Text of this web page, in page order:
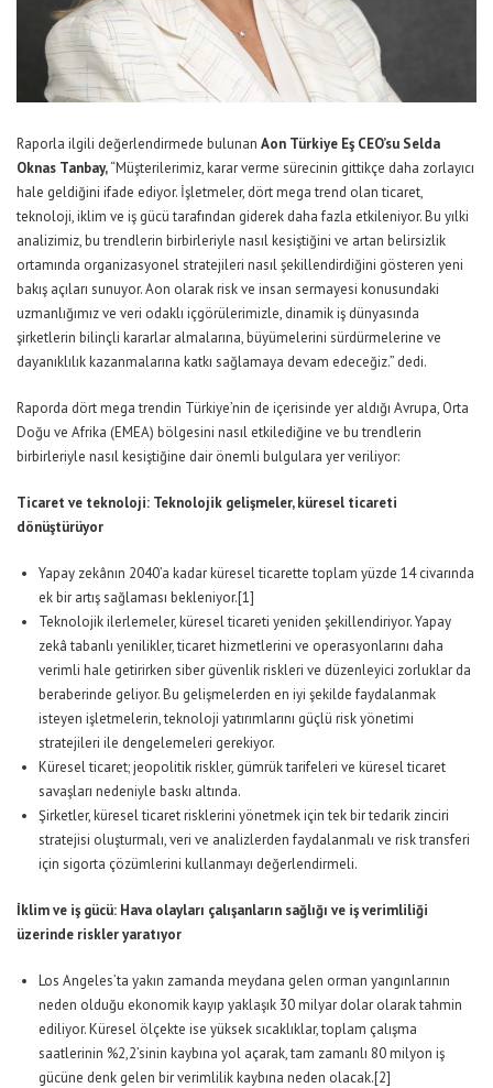
Raporla ilgili değerlendirmede bulunan Aon Türkiye Eş CEO’su Selda
Oknas Tanbay,“Müşterilerimiz, karar verme sürecinin gittikçe daha zorlayıcı
hale geldiğini ifade ediyor. İşletmeler, dört mega trend olan ticaret,
teknoloji, iklim ve iş gücü tarafından giderek daha fazla etkileniyor. Bu yılki
analizimiz, bu trendlerin birbirleriyle nasıl kesiştiğini ve artan belirsizlik
ortamında organizasyonel stratejileri nasıl şekillendirdiğini gösteren yeni
bakış açıları sunuyor. Aon olarak risk ve insan sermayesi konusundaki
uzmanlığımız ve veri odaklı içgörülerimizle, dinamik iş dünyasında
şirketlerin bilinçli kararlar almalarına, büyümelerini sürdürmelerine ve
dayanıklılık kazanmalarına katkı sağlamaya devam edeceğiz.” dedi.
Raporda dört mega trendin Türkiye’nin de içerisinde yer aldığı Avrupa, Orta
Doğu ve Afrika (EMEA) bölgesini nasıl etkilediğine ve bu trendlerin
birbirleriyle nasıl kesiştiğine dair önemli bulgulara yer veriliyor:
Ticaret ve teknoloji: Teknolojik gelişmeler, küresel ticareti
dönüştürüyor
Yapay zekânın 2040’a kadar küresel ticarette toplam yüzde 14 civarında
ek bir artış sağlaması bekleniyor.[1]
Teknolojik ilerlemeler, küresel ticareti yeniden şekillendiriyor. Yapay
zekâ tabanlı yenilikler, ticaret hizmetlerini ve operasyonlarını daha
verimli hale getirirken siber güvenlik riskleri ve düzenleyici zorluklar da
beraberinde geliyor. Bu gelişmelerden en iyi şekilde faydalanmak
isteyen işletmelerin, teknoloji yatırımlarını güçlü risk yönetimi
stratejileri ile dengelemeleri gerekiyor.
Küresel ticaret; jeopolitik riskler, gümrük tarifeleri ve küresel ticaret
savaşları nedeniyle baskı altında.
Şirketler, küresel ticaret risklerini yönetmek için tek bir tedarik zinciri
stratejisi oluşturmalı, veri ve analizlerden faydalanmalı ve risk transferi
için sigorta çözümlerini kullanmayı değerlendirmeli.
İklim ve iş gücü: Hava olayları çalışanların sağlığı ve iş verimliliği
üzerinde riskler yaratıyor
Los Angeles’ta yakın zamanda meydana gelen orman yangınlarının
neden olduğu ekonomik kayıp yaklaşık 30 milyar dolar olarak tahmin
ediliyor. Küresel ölçekte ise yüksek sıcaklıklar, toplam çalışma
saatlerinin %2,2’sinin kaybına yol açarak, tam zamanlı 80 milyon iş
gücüne denk gelen bir verimlilik kaybına neden olacak.[2]